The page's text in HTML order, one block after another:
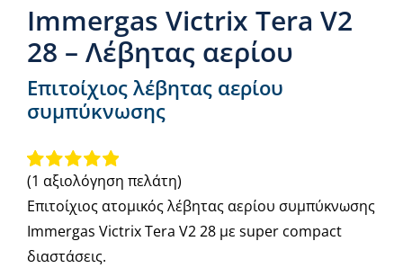
Immergas Victrix Tera V2
28 – Λέβητας αερίου
Επιτοίχιος λέβητας αερίου
συμπύκνωσης
Βαθμολογήθηκε
με5.00από 5
με βάση
1
βαθμολογία
πελάτη
(1 αξιολόγηση πελάτη)
Επιτοίχιος ατομικός λέβητας αερίου συμπύκνωσης
Immergas Victrix Tera V2 28 με super compact
διαστάσεις.